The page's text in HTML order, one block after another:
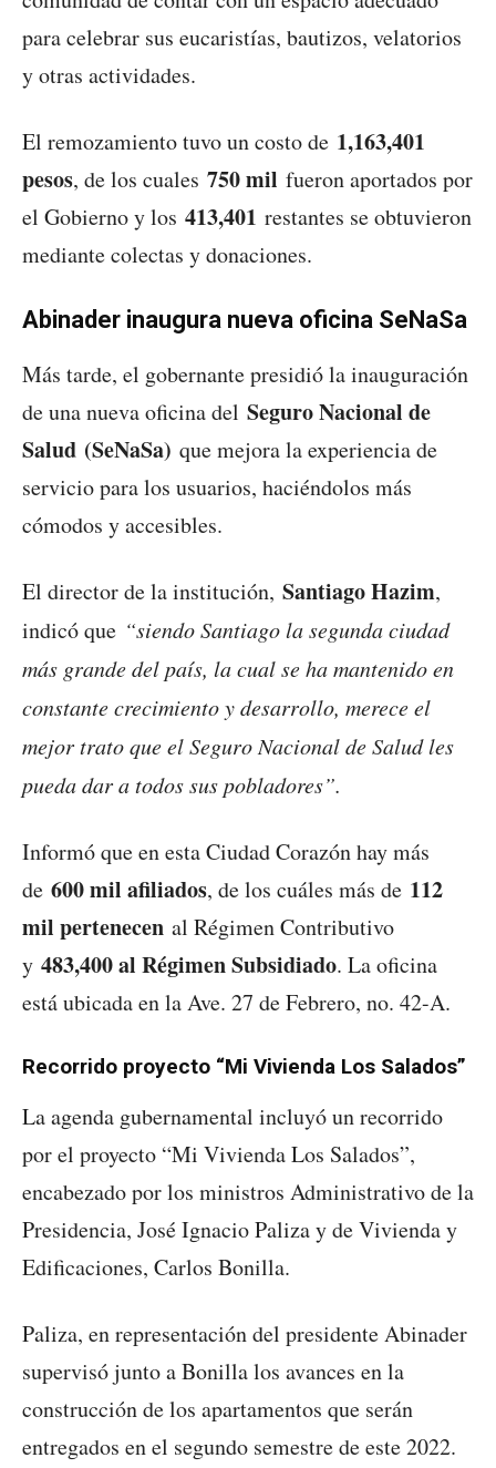
para celebrar sus eucaristías, bautizos, velatorios
y otras actividades.
El remozamiento tuvo un costo de 1,163,401
pesos, de los cuales 750 mil fueron aportados por
el Gobierno y los 413,401 restantes se obtuvieron
mediante colectas y donaciones.
Abinader inaugura nueva oficina SeNaSa
Más tarde, el gobernante presidió la inauguración
de una nueva oficina del Seguro Nacional de
Salud (SeNaSa) que mejora la experiencia de
servicio para los usuarios, haciéndolos más
cómodos y accesibles.
El director de la institución, Santiago Hazim,
indicó que “siendo Santiago la segunda ciudad
más grande del país, la cual se ha mantenido en
constante crecimiento y desarrollo, merece el
mejor trato que el Seguro Nacional de Salud les
pueda dar a todos sus pobladores”.
Informó que en esta Ciudad Corazón hay más
de 600 mil afiliados, de los cuáles más de 112
mil pertenecen al Régimen Contributivo
y 483,400 al Régimen Subsidiado. La oficina
está ubicada en la Ave. 27 de Febrero, no. 42-A.
Recorrido proyecto “Mi Vivienda Los Salados”
La agenda gubernamental incluyó un recorrido
por el proyecto “Mi Vivienda Los Salados”,
encabezado por los ministros Administrativo de la
Presidencia, José Ignacio Paliza y de Vivienda y
Edificaciones, Carlos Bonilla.
Paliza, en representación del presidente Abinader
supervisó junto a Bonilla los avances en la
construcción de los apartamentos que serán
entregados en el segundo semestre de este 2022.